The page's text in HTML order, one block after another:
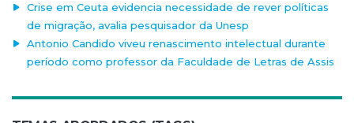
Crise em Ceuta evidencia necessidade de rever políticas
de migração, avalia pesquisador da Unesp
Antonio Candido viveu renascimento intelectual durante
período como professor da Faculdade de Letras de Assis